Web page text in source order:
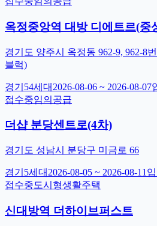
옥정중앙역 대방 디에트르(중
경기도 양주시 옥정동 962-9, 962-8
블럭)
경기 54세대 2026-08-06 ~ 2026-08-07
접수중임의공급
더샵 분당센트로(4차)
경기도 성남시 분당구 미금로 66
경기 5세대 2026-08-05 ~ 2026-08-11
접수중도시형생활주택
신대방역 더하이브퍼스트